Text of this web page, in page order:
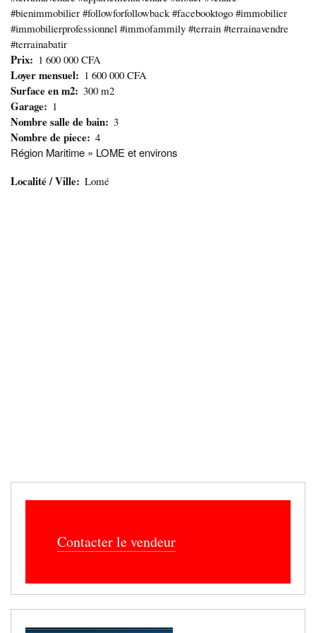
#bienimmobilier #followforfollowback #facebooktogo #immobilier
#immobilierprofessionnel #immofammily #terrain #terrainavendre
#terrainabatir
Prix 1 600 000 CFA
Loyer mensuel 1 600 000 CFA
Surface en m2 300 m2
Garage 1
Nombre salle de bain 3
Nombre de piece 4
Région Maritime » LOME et environs
Localité / Ville Lomé
Contacter le vendeur